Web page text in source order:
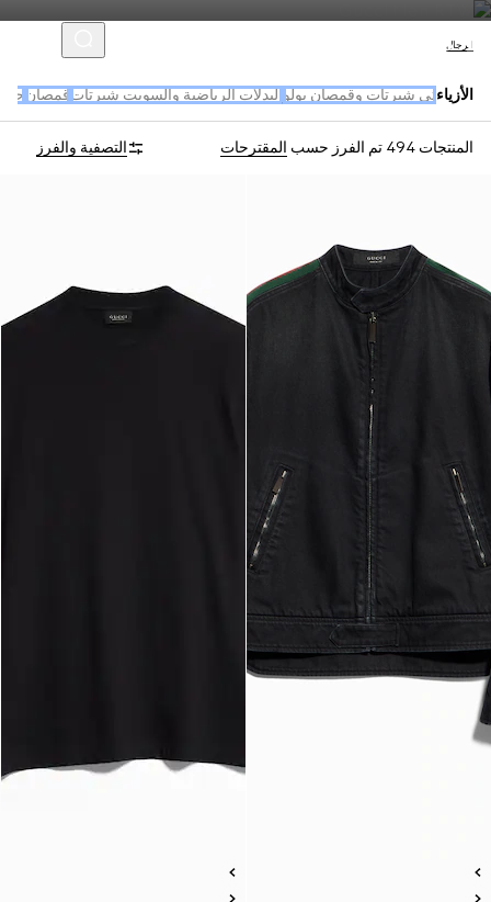
الرجال
الأزياء تي شيرتات وقمصان بولو البدلات الرياضية والسويت شيرتات قمصان
المنتجات 494 تم الفرز حسب المقترحات التصفية والفرز